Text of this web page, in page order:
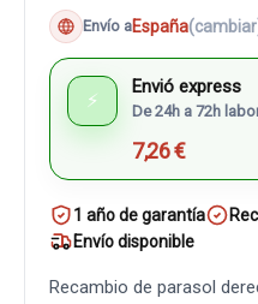
Envío aEspaña
⚡
Envió express
De 24h a 72h
7,26 €
1 año de garantía
Envío disponible
Recambio de parasol